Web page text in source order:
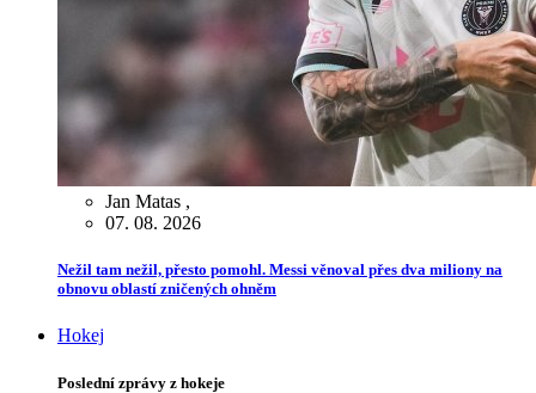
Jan Matas ,
07. 08. 2026
Nežil tam nežil, přesto pomohl. Messi věnoval přes dva miliony na
obnovu oblastí zničených ohněm
Hokej
Poslední zprávy z hokeje